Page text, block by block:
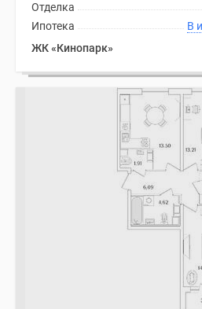
Отделка
Ипотека
ЖК «Кинопарк»